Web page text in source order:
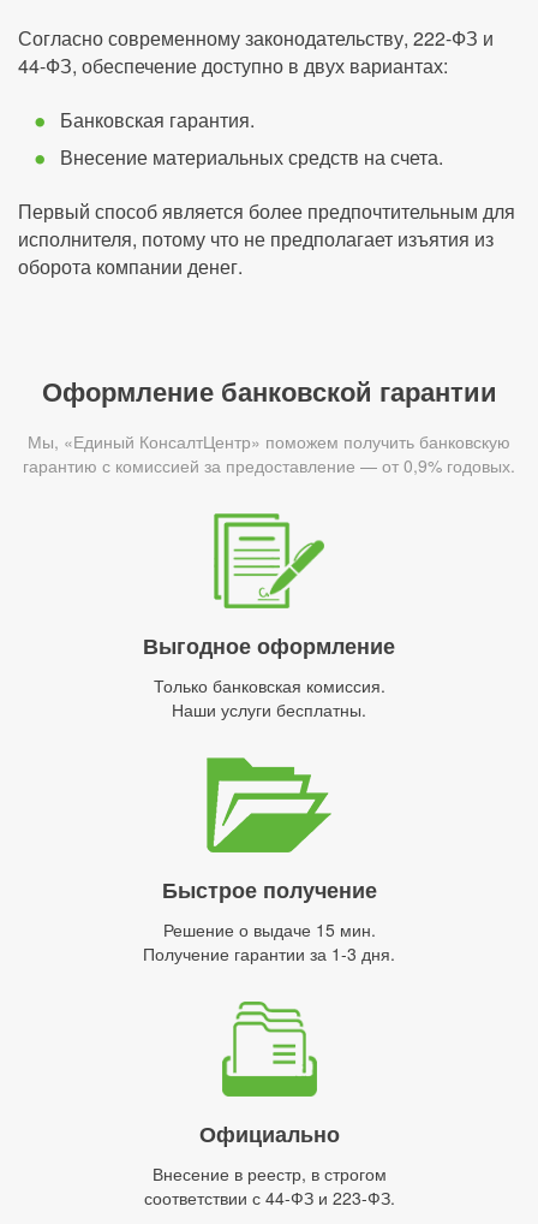
Согласно современному законодательству, 222-ФЗ и
44-ФЗ, обеспечение доступно в двух вариантах:
Банковская гарантия.
Внесение материальных средств на счета.
Первый способ является более предпочтительным для
исполнителя, потому что не предполагает изъятия из
оборота компании денег.
Оформление банковской гарантии
Мы, «Единый КонсалтЦентр» поможем получить банковскую
гарантию с комиссией за предоставление — от 0,9% годовых.
Выгодное оформление
Только банковская комиссия.
Наши услуги бесплатны.
Быстрое получение
Решение о выдаче 15 мин.
Получение гарантии за 1-3 дня.
Официально
Внесение в реестр, в строгом
соответствии с 44-ФЗ и 223-ФЗ.